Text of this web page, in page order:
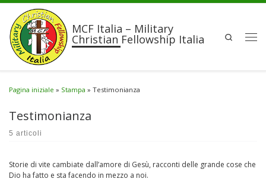
Passa al contenuto
MCF Italia – Military
Christian Fellowship Italia
Search
Pagina iniziale » Stampa » Testimonianza
Testimonianza
5 articoli
Storie di vite cambiate dall’amore di Gesù, racconti delle grande cose che
Dio ha fatto e sta facendo in mezzo a noi.